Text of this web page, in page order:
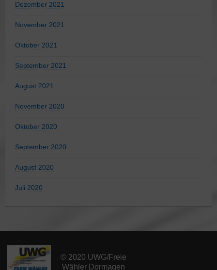
Dezember 2021
November 2021
Oktober 2021
September 2021
August 2021
November 2020
Oktober 2020
September 2020
August 2020
Juli 2020
© 2020 UWG/Freie
Wähler Dormagen